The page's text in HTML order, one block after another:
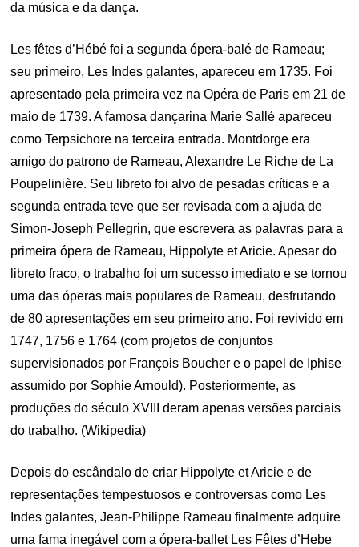
da música e da dança.
Les fêtes d’Hébé foi a segunda ópera-balé de Rameau;
seu primeiro, Les Indes galantes, apareceu em 1735. Foi
apresentado pela primeira vez na Opéra de Paris em 21 de
maio de 1739. A famosa dançarina Marie Sallé apareceu
como Terpsichore na terceira entrada. Montdorge era
amigo do patrono de Rameau, Alexandre Le Riche de La
Poupelinière. Seu libreto foi alvo de pesadas críticas e a
segunda entrada teve que ser revisada com a ajuda de
Simon-Joseph Pellegrin, que escrevera as palavras para a
primeira ópera de Rameau, Hippolyte et Aricie. Apesar do
libreto fraco, o trabalho foi um sucesso imediato e se tornou
uma das óperas mais populares de Rameau, desfrutando
de 80 apresentações em seu primeiro ano. Foi revivido em
1747, 1756 e 1764 (com projetos de conjuntos
supervisionados por François Boucher e o papel de Iphise
assumido por Sophie Arnould). Posteriormente, as
produções do século XVIII deram apenas versões parciais
do trabalho. (Wikipedia)
Depois do escândalo de criar Hippolyte et Aricie e de
representações tempestuosos e controversas como Les
Indes galantes, Jean-Philippe Rameau finalmente adquire
uma fama inegável com a ópera-ballet Les Fêtes d’Hebe